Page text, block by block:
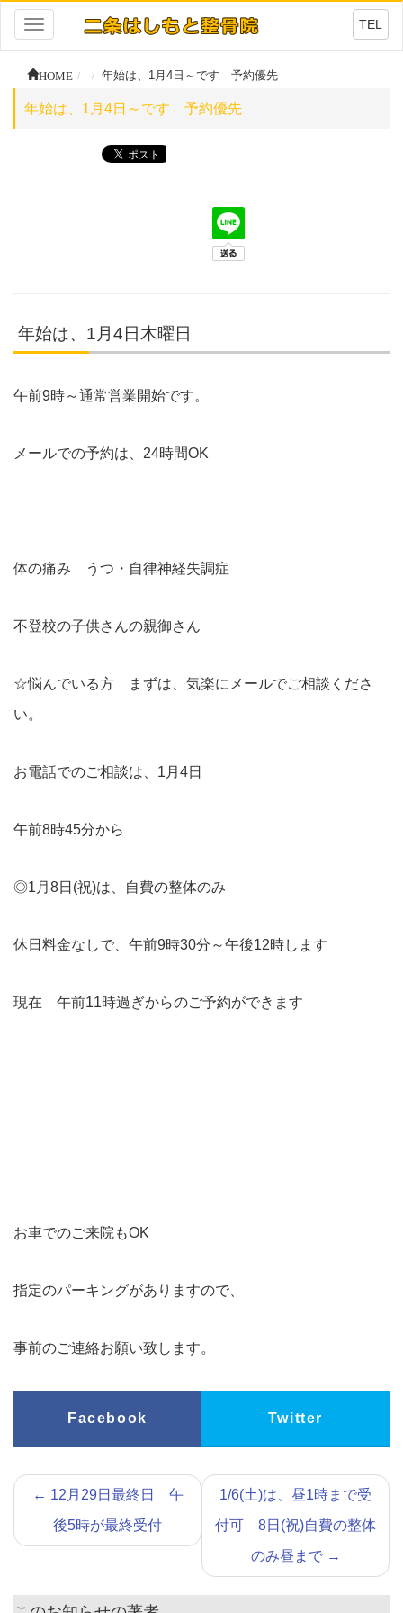
Toggle
navigation
TEL
HOME 年始は、1月4日～です 予約優先
年始は、1月4日～です 予約優先
年始は、1月4日木曜日
午前9時～通常営業開始です。
メールでの予約は、24時間OK
体の痛み うつ・自律神経失調症
不登校の子供さんの親御さん
☆悩んでいる方 まずは、気楽にメールでご相談くださ
い。
お電話でのご相談は、1月4日
午前8時45分から
◎1月8日(祝)は、自費の整体のみ
休日料金なしで、午前9時30分～午後12時します
現在 午前11時過ぎからのご予約ができます
お車でのご来院もOK
指定のパーキングがありますので、
事前のご連絡お願い致します。
Facebook Twitter
← 12月29日最終日 午
後5時が最終受付
1/6(土)は、昼1時まで受
付可 8日(祝)自費の整体
のみ昼まで →